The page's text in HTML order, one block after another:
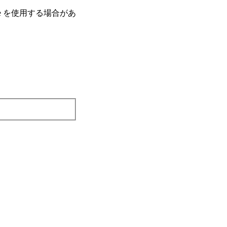
使⽤する場合があ